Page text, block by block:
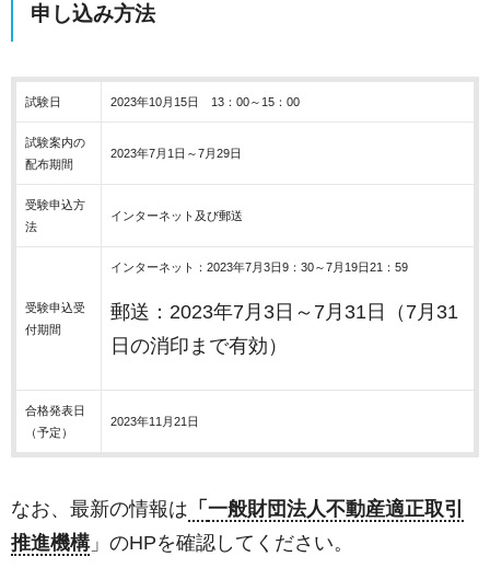
申し込み方法
試験日 2023年10月15日 13：00～15：00
試験案内の
配布期間
2023年7月1日～7月29日
受験申込方
法
インターネット及び郵送
受験申込受
付期間
インターネット：2023年7月3日9：30～7月19日21：59
郵送：2023年7月3日～7月31日（7月31
日の消印まで有効）
合格発表日
（予定）
2023年11月21日
なお、最新の情報は 「 一般財団法人不動産適正取引
推進機構」のHPを確認してください。